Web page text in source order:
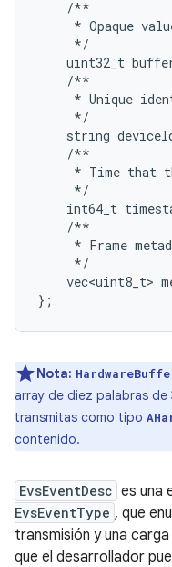
/**
* Opaque
*/
uint32_t
/**
* Unique
*/
string
/**
* Time that
*/
int64_t
/**
* Frame
*/
vec<uint8_t>
};
Nota:
array de diez palabras
transmitas como tipo
contenido.
EvsEventDesc es una
EvsEventType , que
transmisión y una
que el desarrollador